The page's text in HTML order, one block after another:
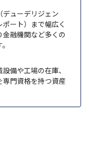
ューデリジェン
ート）まで幅広く
融機関など多くの
備や工場の在庫、
門資格を持つ資産